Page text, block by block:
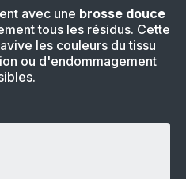
avec une brosse douce
tous les résidus. Cette
les couleurs du tissu
ou d'endommagement